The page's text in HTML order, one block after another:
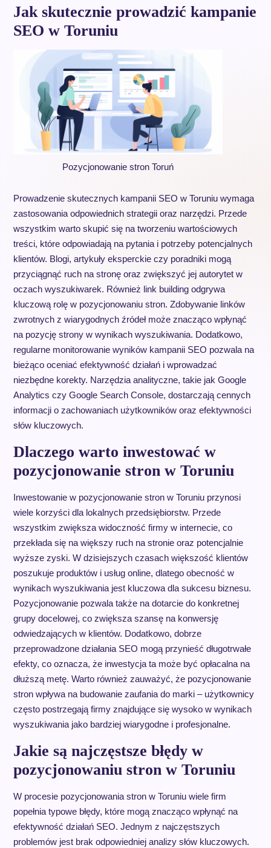
Jak skutecznie prowadzić kampanie
SEO w Toruniu
Pozycjonowanie stron Toruń
Prowadzenie skutecznych kampanii SEO w Toruniu wymaga
zastosowania odpowiednich strategii oraz narzędzi. Przede
wszystkim warto skupić się na tworzeniu wartościowych
treści, które odpowiadają na pytania i potrzeby potencjalnych
klientów. Blogi, artykuły eksperckie czy poradniki mogą
przyciągnąć ruch na stronę oraz zwiększyć jej autorytet w
oczach wyszukiwarek. Również link building odgrywa
kluczową rolę w pozycjonowaniu stron. Zdobywanie linków
zwrotnych z wiarygodnych źródeł może znacząco wpłynąć
na pozycję strony w wynikach wyszukiwania. Dodatkowo,
regularne monitorowanie wyników kampanii SEO pozwala na
bieżąco oceniać efektywność działań i wprowadzać
niezbędne korekty. Narzędzia analityczne, takie jak Google
Analytics czy Google Search Console, dostarczają cennych
informacji o zachowaniach użytkowników oraz efektywności
słów kluczowych.
Dlaczego warto inwestować w
pozycjonowanie stron w Toruniu
Inwestowanie w pozycjonowanie stron w Toruniu przynosi
wiele korzyści dla lokalnych przedsiębiorstw. Przede
wszystkim zwiększa widoczność firmy w internecie, co
przekłada się na większy ruch na stronie oraz potencjalnie
wyższe zyski. W dzisiejszych czasach większość klientów
poszukuje produktów i usług online, dlatego obecność w
wynikach wyszukiwania jest kluczowa dla sukcesu biznesu.
Pozycjonowanie pozwala także na dotarcie do konkretnej
grupy docelowej, co zwiększa szansę na konwersję
odwiedzających w klientów. Dodatkowo, dobrze
przeprowadzone działania SEO mogą przynieść długotrwałe
efekty, co oznacza, że inwestycja ta może być opłacalna na
dłuższą metę. Warto również zauważyć, że pozycjonowanie
stron wpływa na budowanie zaufania do marki – użytkownicy
często postrzegają firmy znajdujące się wysoko w wynikach
wyszukiwania jako bardziej wiarygodne i profesjonalne.
Jakie są najczęstsze błędy w
pozycjonowaniu stron w Toruniu
W procesie pozycjonowania stron w Toruniu wiele firm
popełnia typowe błędy, które mogą znacząco wpłynąć na
efektywność działań SEO. Jednym z najczęstszych
problemów jest brak odpowiedniej analizy słów kluczowych.